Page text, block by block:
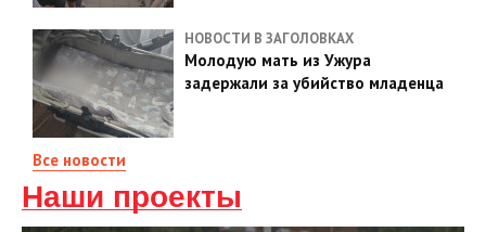
НОВОСТИ В ЗАГОЛОВКАХ
Молодую мать из Ужура
задержали за убийство младенца
Все новости
Наши проекты